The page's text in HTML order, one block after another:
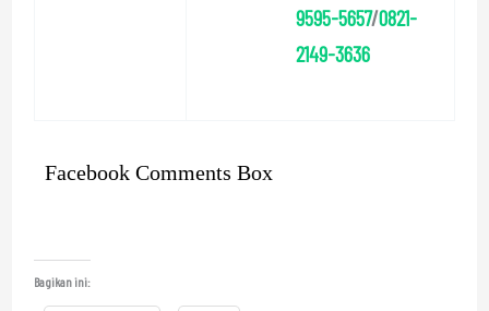
9595-5657/0821-
2149-3636
Facebook Comments Box
Bagikan ini: